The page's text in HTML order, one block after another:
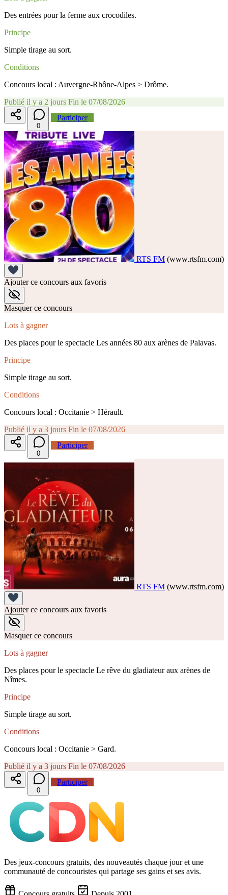
Des entrées pour la ferme aux crocodiles.
Principe
Simple tirage au sort.
Conditions
Concours local : Auvergne-Rhône-Alpes > Drôme.
Publié il y a 2 jours Fin le 07/08/2026
0
Participer
RTS FM (www.rtsfm.com)
Ajouter ce concours aux favoris
Masquer ce concours
Lots à gagner
Des places pour le spectacle Les années 80 aux arènes de Palavas.
Principe
Simple tirage au sort.
Conditions
Concours local : Occitanie > Hérault.
Publié il y a 3 jours Fin le 07/08/2026
0
Participer
RTS FM (www.rtsfm.com)
Ajouter ce concours aux favoris
Masquer ce concours
Lots à gagner
Des places pour le spectacle Le rêve du gladiateur aux arènes de
Nîmes.
Principe
Simple tirage au sort.
Conditions
Concours local : Occitanie > Gard.
Publié il y a 3 jours Fin le 07/08/2026
0
Participer
Des jeux-concours gratuits, des nouveautés chaque jour et une
communauté de concouristes qui partage ses gains et ses avis.